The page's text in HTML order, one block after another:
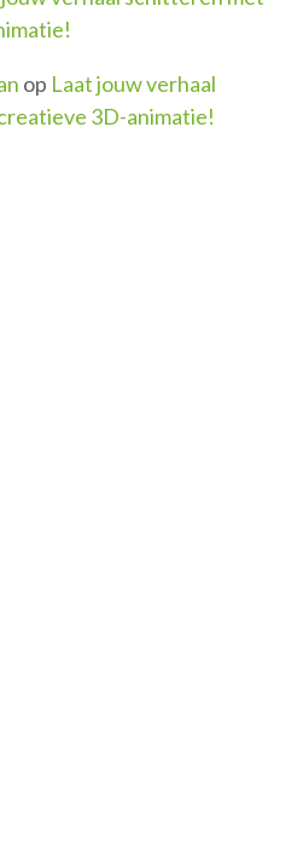
op Laat jouw verhaal
3D-animatie!